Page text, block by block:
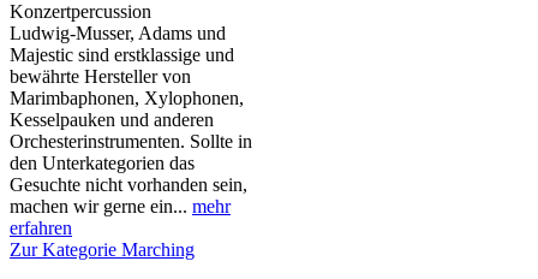
Konzertpercussion
Ludwig-Musser, Adams und
Majestic sind erstklassige und
bewährte Hersteller von
Marimbaphonen, Xylophonen,
Kesselpauken und anderen
Orchesterinstrumenten. Sollte in
den Unterkategorien das
Gesuchte nicht vorhanden sein,
machen wir gerne ein... mehr
erfahren
Zur Kategorie Marching